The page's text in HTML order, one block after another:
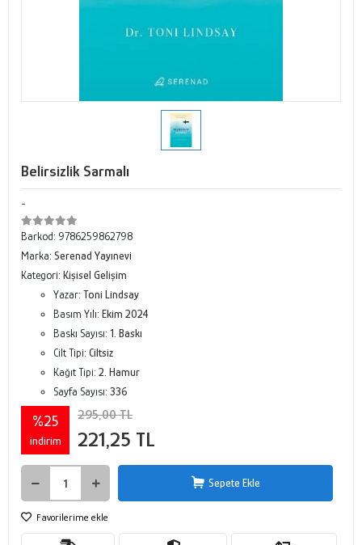
Belirsizlik Sarmalı
-
Barkod: 9786259862798
Marka: Serenad Yayınevi
Kategori: Kişisel Gelişim
Yazar: Toni Lindsay
Basım Yılı: Ekim 2024
Baskı Sayısı: 1. Baskı
Cilt Tipi: Ciltsiz
Kağıt Tipi: 2. Hamur
Sayfa Sayısı: 336
%25
indirim
295,00 TL
221,25 TL
Sepete Ekle
Favorilerime ekle